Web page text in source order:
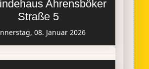
Ahrensböker
Straße 5
08. Januar 2026